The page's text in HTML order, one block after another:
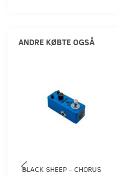
ANDRE KØBTE OGSÅ
BLACK SHEEP - CHORUS